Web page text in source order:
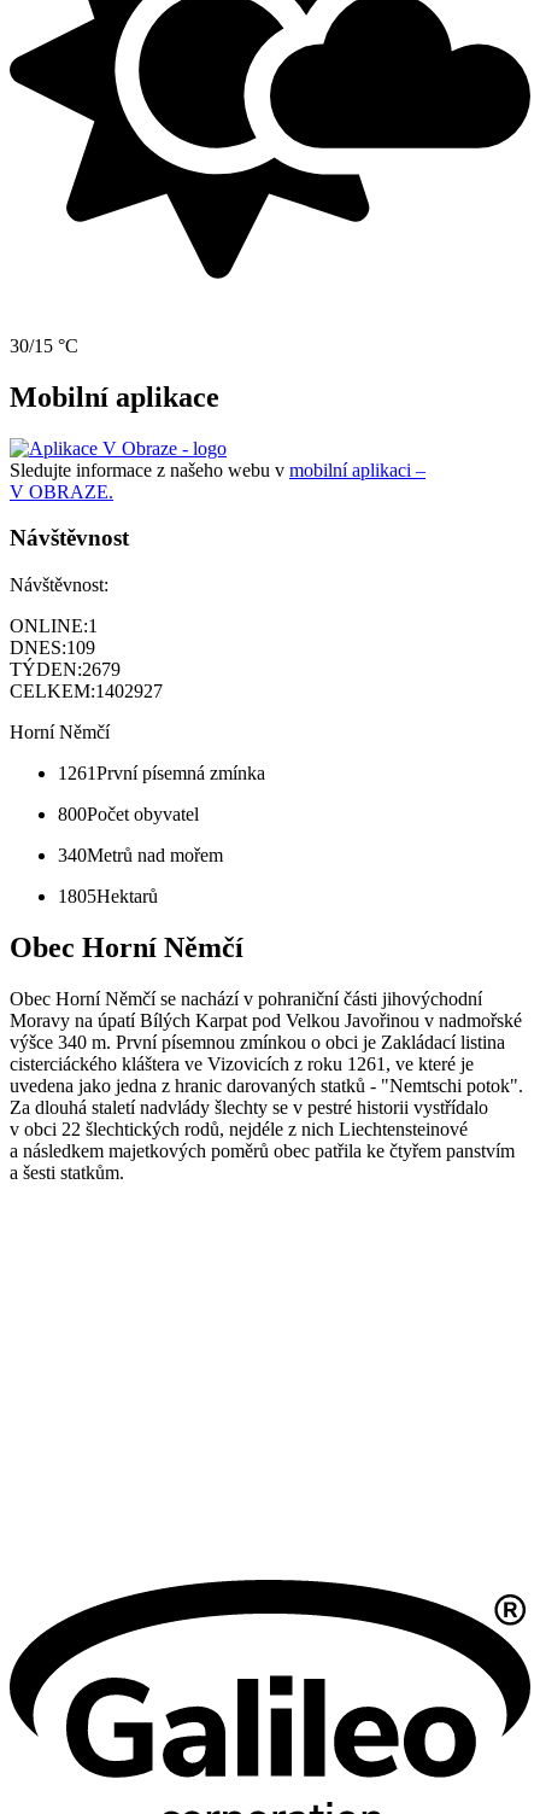
30/15 °C
Mobilní aplikace
Sledujte informace z našeho webu v mobilní aplikaci –
V OBRAZE.
Návštěvnost
Návštěvnost:
ONLINE:1
DNES:109
TÝDEN:2679
CELKEM:1402927
Horní Němčí
1261První písemná zmínka
800Počet obyvatel
340Metrů nad mořem
1805Hektarů
Obec Horní Němčí
Obec Horní Němčí se nachází v pohraniční části jihovýchodní
Moravy na úpatí Bílých Karpat pod Velkou Javořinou v nadmořské
výšce 340 m. První písemnou zmínkou o obci je Zakládací listina
cisterciáckého kláštera ve Vizovicích z roku 1261, ve které je
uvedena jako jedna z hranic darovaných statků - "Nemtschi potok".
Za dlouhá staletí nadvlády šlechty se v pestré historii vystřídalo
v obci 22 šlechtických rodů, nejdéle z nich Liechtensteinové
a následkem majetkových poměrů obec patřila ke čtyřem panstvím
a šesti statkům.